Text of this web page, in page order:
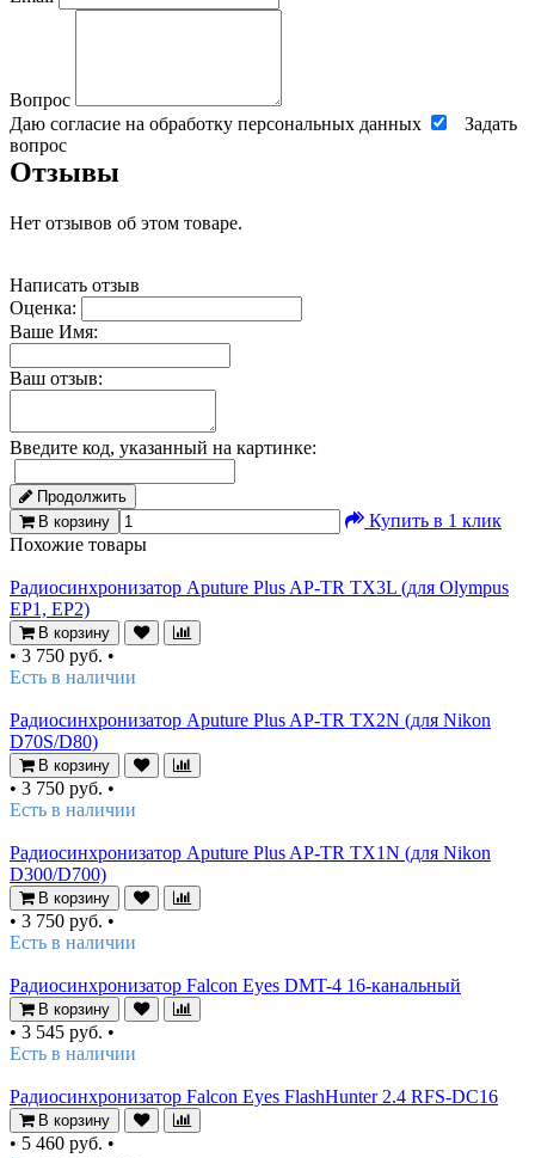
Вопрос
Даю согласие на обработку персональных данных
Задать
вопрос
Отзывы
Нет отзывов об этом товаре.
Написать отзыв
Оценка:
Ваше Имя:
Ваш отзыв:
Введите код, указанный на картинке:
Продолжить
В корзину
Купить в 1 клик
Похожие товары
Радиосинхронизатор Aputure Plus AP-TR TX3L (для Olympus
EP1, EP2)
В корзину
• 3 750 руб. •
Есть в наличии
Радиосинхронизатор Aputure Plus AP-TR TX2N (для Nikon
D70S/D80)
В корзину
• 3 750 руб. •
Есть в наличии
Радиосинхронизатор Aputure Plus AP-TR TX1N (для Nikon
D300/D700)
В корзину
• 3 750 руб. •
Есть в наличии
Радиосинхронизатор Falcon Eyes DMT-4 16-канальный
В корзину
• 3 545 руб. •
Есть в наличии
Радиосинхронизатор Falcon Eyes FlashHunter 2.4 RFS-DC16
В корзину
• 5 460 руб. •